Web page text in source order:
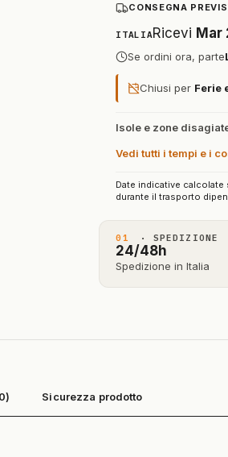
CONSEGNA
ITALIARicevi Mar
Se ordini ora, parte
Chiusi per Ferie
Isole e zone
Vedi tutti i tempi e i
Date indicative calcolate
durante il trasporto
01 · SPEDIZIONE
24/48h
Spedizione in Italia
Sicurezza prodotto